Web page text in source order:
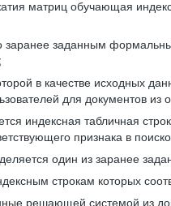
матриц обучающая
заданным
в качестве исходных
для документов из
индексная табличная
признака в
один из заранее
строкам которых
решающей системой из